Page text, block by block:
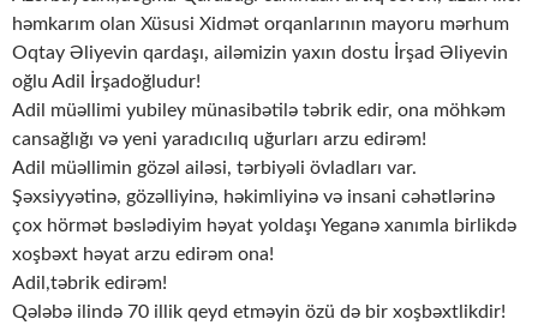
həmkarım olan Xüsusi Xidmət orqanlarının mayoru mərhum
Oqtay Əliyevin qardaşı, ailəmizin yaxın dostu İrşad Əliyevin
oğlu Adil İrşadoğludur!
Adil müəllimi yubiley münasibətilə təbrik edir, ona möhkəm
cansağlığı və yeni yaradıcılıq uğurları arzu edirəm!
Adil müəllimin gözəl ailəsi, tərbiyəli övladları var.
Şəxsiyyətinə, gözəlliyinə, həkimliyinə və insani cəhətlərinə
çox hörmət bəslədiyim həyat yoldaşı Yeganə xanımla birlikdə
xoşbəxt həyat arzu edirəm ona!
Adil,təbrik edirəm!
Qələbə ilində 70 illik qeyd etməyin özü də bir xoşbəxtlikdir!